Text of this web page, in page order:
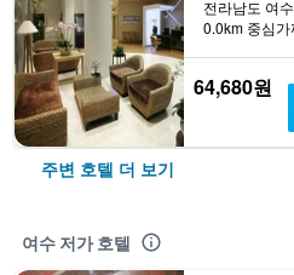
전라남도 여
0.0km 중심
64,680원
주변 호텔 더 보기
여수 저가 호텔